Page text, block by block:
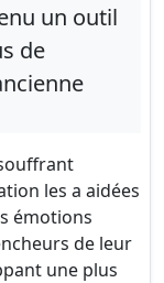
un outil
de
les a aidées
émotions
de leur
une plus